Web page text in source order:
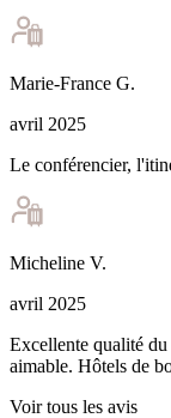
Marie-France G.
avril 2025
Le conférencier,
Micheline V.
avril 2025
Excellente qualité
aimable. Hôtels de
Voir tous les avis